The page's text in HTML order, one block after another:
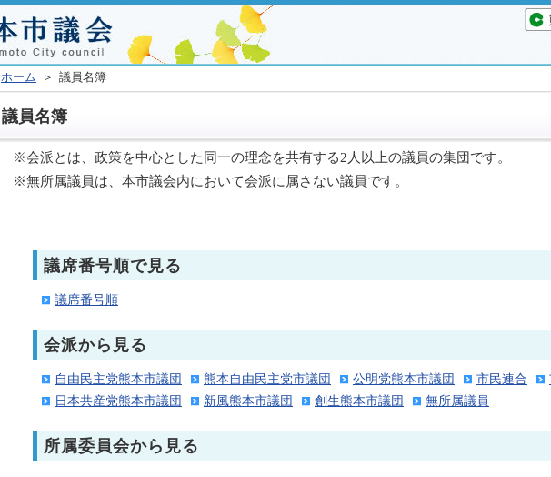
ホーム ＞ 議員名簿
議員名簿
※会派とは、政策を中心とした同一の理念を共有する2人以上の議員の集団です。
※無所属議員は、本市議会内において会派に属さない議員です。
議席番号順で見る
議席番号順
会派から見る
自由民主党熊本市議団 熊本自由民主党市議団 公明党熊本市議団 市民連合
日本共産党熊本市議団
新風熊本市議団 創生熊本市議団 無所属議員
所属委員会から見る